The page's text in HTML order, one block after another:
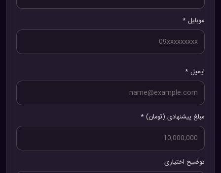
موبایل *
ایمیل *
مبلغ پیشنهادی (تومان) *
توضیح اختیاری